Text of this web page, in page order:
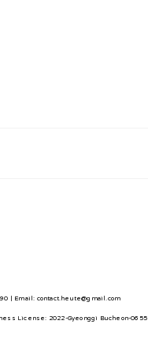
| Email: contact.heute@gmail.com
License:2022-Gyeonggi Bucheon-0655